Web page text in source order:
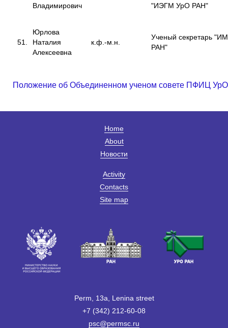
Владимирович
"ИЭГМ УрО РАН"
51.
Юрлова
Наталия
Алексеевна
к.ф.-м.н.
Ученый секретарь
РАН"
Положение об Объединенном ученом совете ПФИЦ
Home
About
Новости
Activity
Contacts
Site map
Perm, 13a, Lenina street
+7 (342) 212-60-08
psc@permsc.ru